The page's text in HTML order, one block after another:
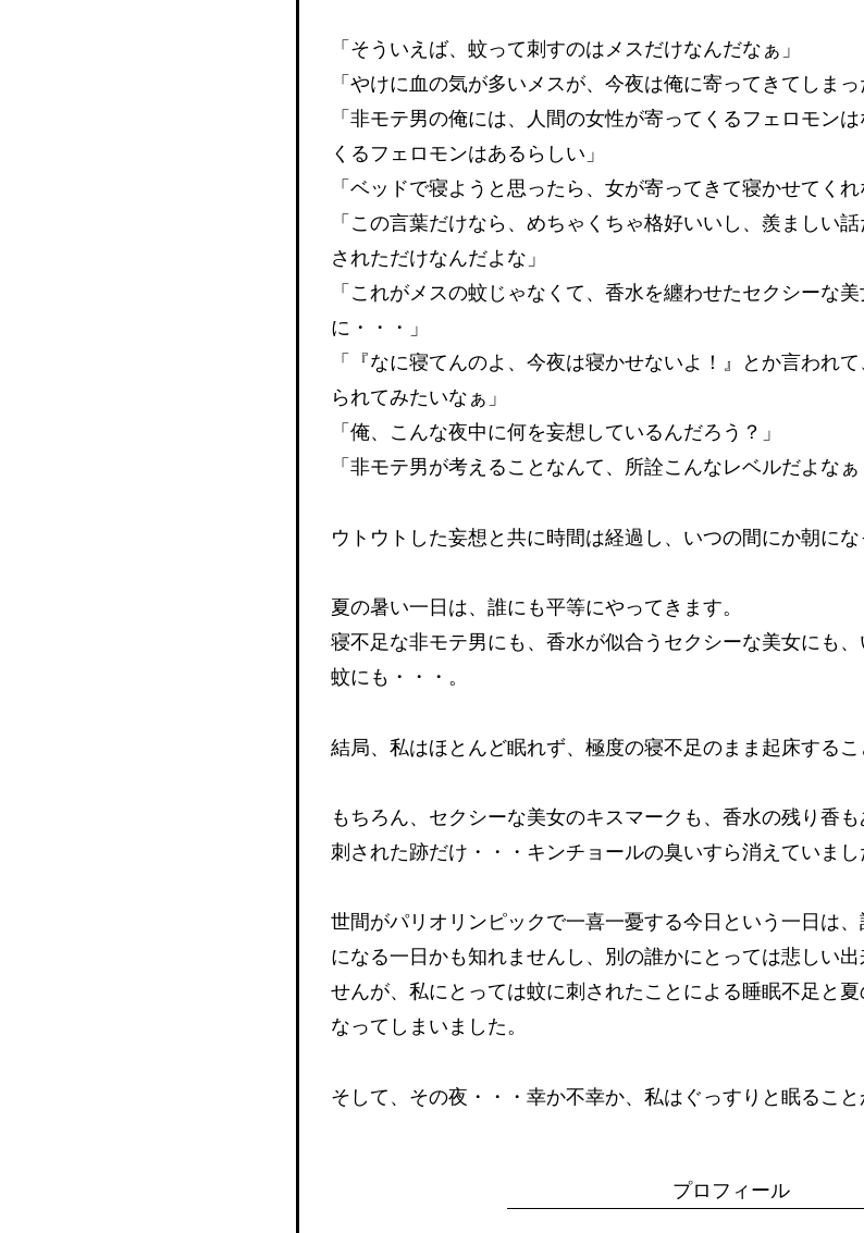
「そういえば、蚊って刺すのはメスだけなんだなぁ」
「やけに血の気が多いメスが、今夜は俺に寄ってきてしまっ
「非モテ男の俺には、人間の女性が寄ってくるフェロモン
くるフェロモンはあるらしい」
「ベッドで寝ようと思ったら、女が寄ってきて寝かせてくれ
「この言葉だけなら、めちゃくちゃ格好いいし、羨ましい
されただけなんだよな」
「これがメスの蚊じゃなくて、香水を纏わせたセクシーな
に・・・」
「『なに寝てんのよ、今夜は寝かせないよ！』とか言われ
られてみたいなぁ」
「俺、こんな夜中に何を妄想しているんだろう？」
「非モテ男が考えることなんて、所詮こんなレベルだよなぁ
ウトウトした妄想と共に時間は経過し、いつの間にか朝にな
夏の暑い一日は、誰にも平等にやってきます。
寝不足な非モテ男にも、香水が似合うセクシーな美女にも
蚊にも・・・。
結局、私はほとんど眠れず、極度の寝不足のまま起床するこ
もちろん、セクシーな美女のキスマークも、香水の残り香
刺された跡だけ・・・キンチョールの臭いすら消えていまし
世間がパリオリンピックで一喜一憂する今日という一日は
になる一日かも知れませんし、別の誰かにとっては悲しい
せんが、私にとっては蚊に刺されたことによる睡眠不足と
なってしまいました。
そして、その夜・・・幸か不幸か、私はぐっすりと眠ること
プロフィール